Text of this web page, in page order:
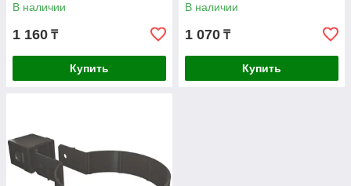
В наличии
1 160 ₸
Купить
В наличии
1 070 ₸
Купить